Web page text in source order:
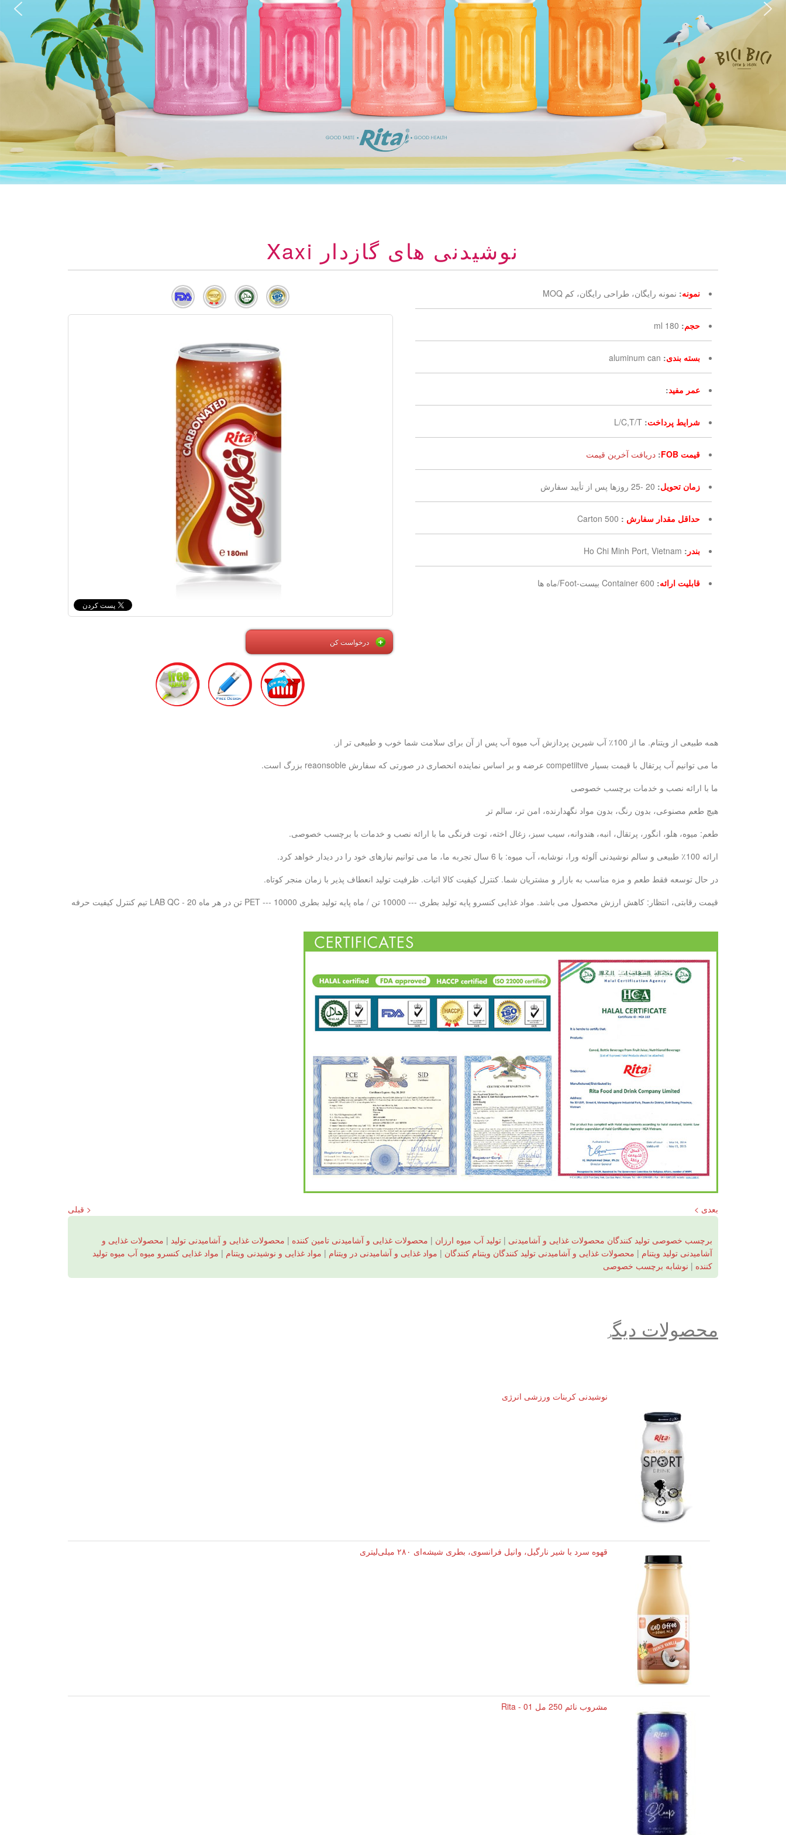
نوشیدنی های گازدار Xaxi
درخواست کن
نمونه: نمونه رایگان، طراحی رایگان، کم MOQ
حجم:
180 ml
بسته بندی:
aluminum can
عمر مفید:
شرایط پرداخت:
L/C,T/T
قیمت FOB : دریافت آخرین قیمت
زمان تحویل: 20 -25 روزها پس از تأیید سفارش
حداقل مقدار سفارش :
500 Carton
بندر :
Ho Chi Minh Port, Vietnam
قابلیت ارائه: 600 Container بیست-Foot/ماه ها
همه طبیعی از ویتنام. ما از 100٪ آب شیرین پردازش آب میوه آب پس از آن برای سلامت شما خوب و طبیعی تر از.
ما می توانیم آب پرتقال با قیمت بسیار competiitve عرضه و بر اساس نماینده انحصاری در صورتی که سفارش reaonsoble بزرگ است.
ما با ارائه نصب و خدمات برچسب خصوصی
هیچ طعم مصنوعی، بدون رنگ، بدون مواد نگهدارنده، امن تر، سالم تر
طعم: میوه، هلو، انگور، پرتقال، انبه، هندوانه، سیب سبز، زغال اخته، توت فرنگی ما با ارائه نصب و خدمات با برچسب خصوصی.
ارائه 100٪ طبیعی و سالم نوشیدنی آلوئه ورا، نوشابه، آب میوه: با 6 سال تجربه ما، ما می توانیم نیازهای خود را در دیدار خواهد کرد.
در حال توسعه فقط طعم و مزه مناسب به بازار و مشتریان شما. کنترل کیفیت کالا اثبات. ظرفیت تولید انعطاف پذیر با زمان منجر کوتاه.
قیمت رقابتی، انتظار: کاهش ارزش محصول می باشد. مواد غذایی کنسرو پایه تولید بطری --- 10000 تن / ماه پایه تولید بطری PET --- 10000 تن در هر ماه LAB QC - 20 تیم کنترل کیفیت حرفه
< قبلی بعدی >
برچسب خصوصی تولید کنندگان محصولات غذایی و آشامیدنی | تولید آب میوه ارزان | محصولات غذایی و آشامیدنی تامین کننده | محصولات غذایی و آشامیدنی تولید | محصولات غذایی و
آشامیدنی تولید ویتنام | محصولات غذایی و آشامیدنی تولید کنندگان ویتنام کنندگان | مواد غذایی و آشامیدنی در ویتنام | مواد غذایی و نوشیدنی ویتنام | مواد غذایی کنسرو میوه آب میوه تولید
کننده | نوشابه برچسب خصوصی
محصولات دیگر
نوشیدنی کربنات ورزشی انرژی
قهوه سرد با شیر نارگیل، وانیل فرانسوی، بطری شیشه‌ای ۲۸۰ میلی‌لیتری
مشروب نائم 250 مل Rita - 01